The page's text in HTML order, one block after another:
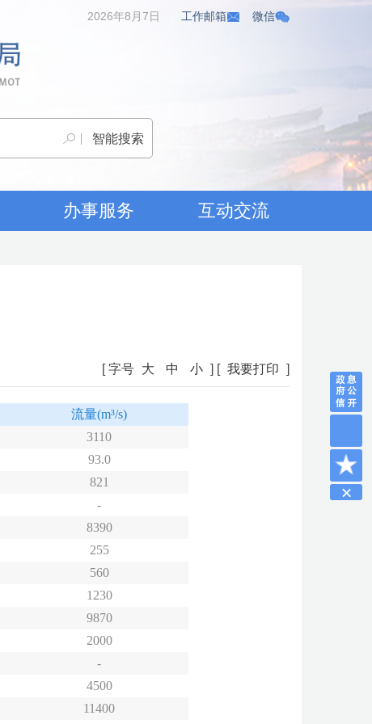
2026年8月7日 工作邮箱 微信
办事服务 互动交流
[ 字号 大 中 小 ] [ 我要打印 ]
流量(m³/s)
3110
93.0
821
-
8390
255
560
1230
9870
2000
-
4500
11400